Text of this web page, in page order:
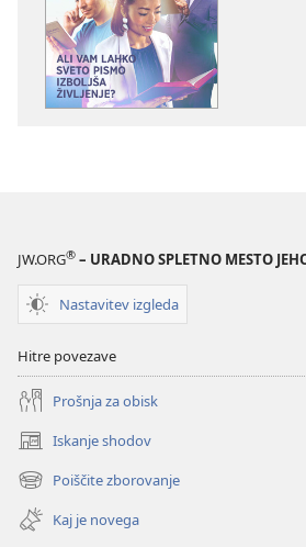
JW.ORG® – URADNO SPLETNO MESTO
Nastavitev izgleda
Hitre povezave
Prošnja za obisk
Iskanje shodov
(odpre
novo
okno)
Poiščite zborovanje
(odpre
novo
okno)
Kaj je novega